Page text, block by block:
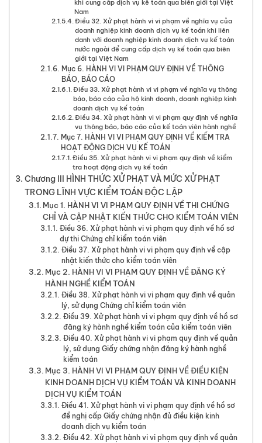
khi cung cấp dịch vụ kế toán qua biên giới tại Việt
Nam
Điều 32. Xử phạt hành vi vi phạm về nghĩa vụ của
doanh nghiệp kinh doanh dịch vụ kế toán khi liên
danh với doanh nghiệp kinh doanh dịch vụ kế toán
nước ngoài để cung cấp dịch vụ kế toán qua biên
giới tại Việt Nam
Mục 6. HÀNH VI VI PHẠM QUY ĐỊNH VỀ THÔNG
BÁO, BÁO CÁO
Điều 33. Xử phạt hành vi vi phạm về nghĩa vụ thông
báo, báo cáo của hộ kinh doanh, doanh nghiệp kinh
doanh dịch vụ kế toán
Điều 34. Xử phạt hành vi vi phạm quy định về nghĩa
vụ thông báo, báo cáo của kế toán viên hành nghề
Mục 7. HÀNH VI VI PHẠM QUY ĐỊNH VỀ KIỂM TRA
HOẠT ĐỘNG DỊCH VỤ KẾ TOÁN
Điều 35. Xử phạt hành vi vi phạm quy định về kiểm
tra hoạt động dịch vụ kế toán
Chương III HÌNH THỨC XỬ PHẠT VÀ MỨC XỬ PHẠT
TRONG LĨNH VỰC KIỂM TOÁN ĐỘC LẬP
Mục 1. HÀNH VI VI PHẠM QUY ĐỊNH VỀ THI CHỨNG
CHỈ VÀ CẬP NHẬT KIẾN THỨC CHO KIỂM TOÁN VIÊN
Điều 36. Xử phạt hành vi vi phạm quy định về hồ sơ
dự thi Chứng chỉ kiểm toán viên
Điều 37. Xử phạt hành vi vi phạm quy định về cập
nhật kiến thức cho kiểm toán viên
Mục 2. HÀNH VI VI PHẠM QUY ĐỊNH VỀ ĐĂNG KÝ
HÀNH NGHỀ KIỂM TOÁN
Điều 38. Xử phạt hành vi vi phạm quy định về quản
lý, sử dụng Chứng chỉ kiểm toán viên
Điều 39. Xử phạt hành vi vi phạm quy định về hồ sơ
đăng ký hành nghề kiểm toán của kiểm toán viên
Điều 40. Xử phạt hành vi vi phạm quy định về quản
lý, sử dụng Giấy chứng nhận đăng ký hành nghề
kiểm toán
Mục 3. HÀNH VI VI PHẠM QUY ĐỊNH VỀ ĐIỀU KIỆN
KINH DOANH DỊCH VỤ KIỂM TOÁN VÀ KINH DOANH
DỊCH VỤ KIỂM TOÁN
Điều 41. Xử phạt hành vi vi phạm quy định về hồ sơ
đề nghị cấp Giấy chứng nhận đủ điều kiện kinh
doanh dịch vụ kiểm toán
Điều 42. Xử phạt hành vi vi phạm quy định về quản